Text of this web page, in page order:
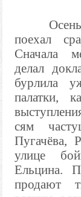
поехал
Сначала
делал
бурлила
палатки,
сям
Пугачёва,
улице
Ельцина.
продают